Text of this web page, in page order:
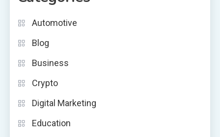
Automotive
Blog
Business
Crypto
Digital Marketing
Education